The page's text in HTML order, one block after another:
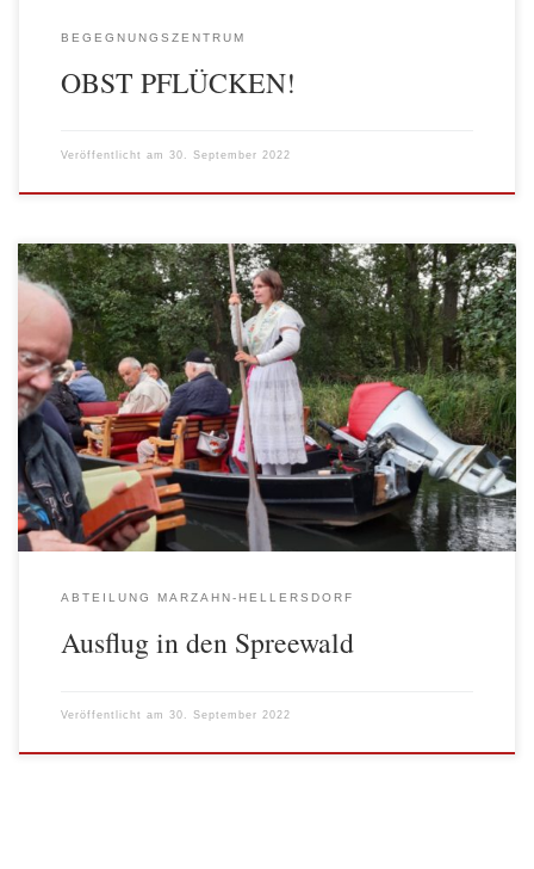
BEGEGNUNGSZENTRUM
OBST PFLÜCKEN!
Veröffentlicht am 30. September 2022
Endlich, nach langer Corona bedingter Pause, konnten wir als
Abteilung Marzahn-Hellersdorf am 14. September unsere
Mitglieder zu einer Busfahrt in den Spreewald einladen. Unser
Ziel war Schlepzig im unteren Spreewald, weil es zum einen dort
landschaftlich sehr schön ist und zum anderen, weil dort nicht der
Massentourismus stattfindet. Nach einer […]
ABTEILUNG MARZAHN-HELLERSDORF
Ausflug in den Spreewald
Veröffentlicht am 30. September 2022